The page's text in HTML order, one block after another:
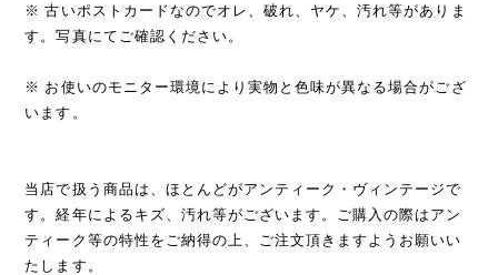
※ 古いポストカードなのでオレ、破れ、ヤケ、汚れ等がありま
す。写真にてご確認ください。
※ お使いのモニター環境により実物と色味が異なる場合がござ
います。
当店で扱う商品は、ほとんどがアンティーク・ヴィンテージで
す。経年によるキズ、汚れ等がございます。ご購入の際はアン
ティーク等の特性をご納得の上、ご注文頂きますようお願いい
たします。